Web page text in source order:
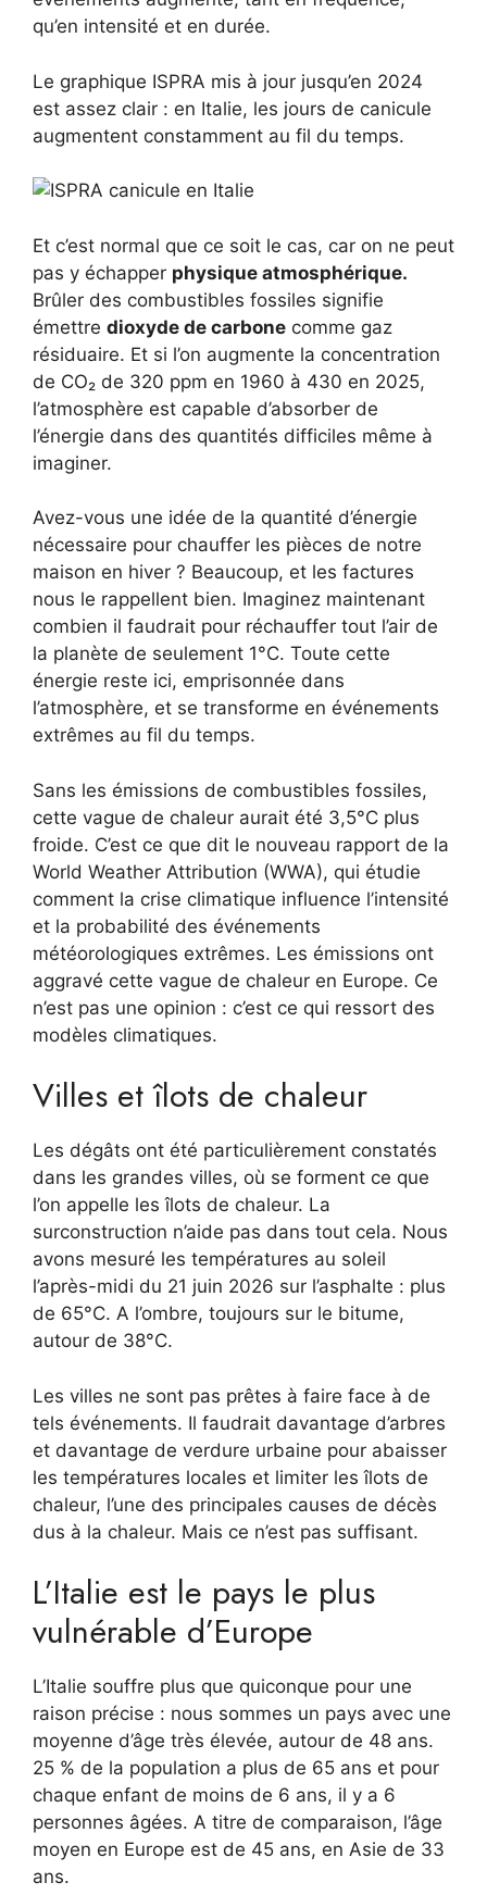
qu’en intensité et en durée.
Le graphique ISPRA mis à jour jusqu’en 2024
est assez clair : en Italie, les jours de canicule
augmentent constamment au fil du temps.
Et c’est normal que ce soit le cas, car on ne peut
pas y échapper physique atmosphérique.
Brûler des combustibles fossiles signifie
émettre dioxyde de carbone comme gaz
résiduaire. Et si l’on augmente la concentration
de CO₂ de 320 ppm en 1960 à 430 en 2025,
l’atmosphère est capable d’absorber de
l’énergie dans des quantités difficiles même à
imaginer.
Avez-vous une idée de la quantité d’énergie
nécessaire pour chauffer les pièces de notre
maison en hiver ? Beaucoup, et les factures
nous le rappellent bien. Imaginez maintenant
combien il faudrait pour réchauffer tout l’air de
la planète de seulement 1°C. Toute cette
énergie reste ici, emprisonnée dans
l’atmosphère, et se transforme en événements
extrêmes au fil du temps.
Sans les émissions de combustibles fossiles,
cette vague de chaleur aurait été 3,5°C plus
froide. C’est ce que dit le nouveau rapport de la
World Weather Attribution (WWA), qui étudie
comment la crise climatique influence l’intensité
et la probabilité des événements
météorologiques extrêmes. Les émissions ont
aggravé cette vague de chaleur en Europe. Ce
n’est pas une opinion : c’est ce qui ressort des
modèles climatiques.
Villes et îlots de chaleur
Les dégâts ont été particulièrement constatés
dans les grandes villes, où se forment ce que
l’on appelle les îlots de chaleur. La
surconstruction n’aide pas dans tout cela. Nous
avons mesuré les températures au soleil
l’après-midi du 21 juin 2026 sur l’asphalte : plus
de 65°C. A l’ombre, toujours sur le bitume,
autour de 38°C.
Les villes ne sont pas prêtes à faire face à de
tels événements. Il faudrait davantage d’arbres
et davantage de verdure urbaine pour abaisser
les températures locales et limiter les îlots de
chaleur, l’une des principales causes de décès
dus à la chaleur. Mais ce n’est pas suffisant.
L’Italie est le pays le plus
vulnérable d’Europe
L’Italie souffre plus que quiconque pour une
raison précise : nous sommes un pays avec une
moyenne d’âge très élevée, autour de 48 ans.
25 % de la population a plus de 65 ans et pour
chaque enfant de moins de 6 ans, il y a 6
personnes âgées. A titre de comparaison, l’âge
moyen en Europe est de 45 ans, en Asie de 33
ans.